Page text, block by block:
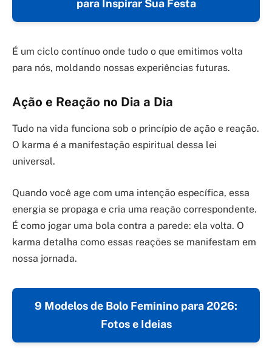
para Inspirar Sua Festa
É um ciclo contínuo onde tudo o que emitimos volta
para nós, moldando nossas experiências futuras.
Ação e Reação no Dia a Dia
Tudo na vida funciona sob o princípio de ação e reação.
O karma é a manifestação espiritual dessa lei
universal.
Quando você age com uma intenção específica, essa
energia se propaga e cria uma reação correspondente.
É como jogar uma bola contra a parede: ela volta. O
karma detalha como essas reações se manifestam em
nossa jornada.
9 Modelos de Bolo Feminino para 2026:
Fotos e Ideias